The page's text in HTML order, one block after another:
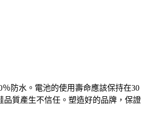
防水。電池的使用壽命應該保持在30
質產生不信任。塑造好的品牌，保證